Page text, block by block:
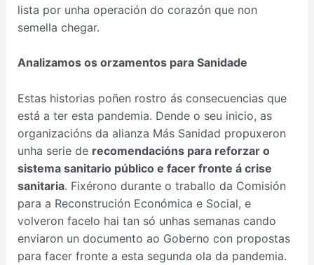
lista por unha operación do corazón que non
semella chegar.
Analizamos os orzamentos para Sanidade
Estas historias poñen rostro ás consecuencias que
está a ter esta pandemia. Dende o seu inicio, as
organizacións da alianza Más Sanidad propuxeron
unha serie de recomendacións para reforzar o
sistema sanitario público e facer fronte á crise
sanitaria. Fixérono durante o traballo da Comisión
para a Reconstrución Económica e Social, e
volveron facelo hai tan só unhas semanas cando
enviaron un documento ao Goberno con propostas
para facer fronte a esta segunda ola da pandemia.